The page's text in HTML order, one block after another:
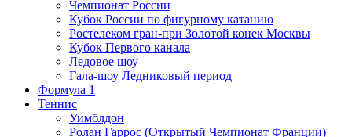
Чемпионат России
Кубок России по фигурному катанию
Ростелеком гран-при Золотой конек Москвы
Кубок Первого канала
Ледовое шоу
Гала-шоу Ледниковый период
Формула 1
Теннис
Уимблдон
Ролан Гаррос (Открытый Чемпионат Франции)